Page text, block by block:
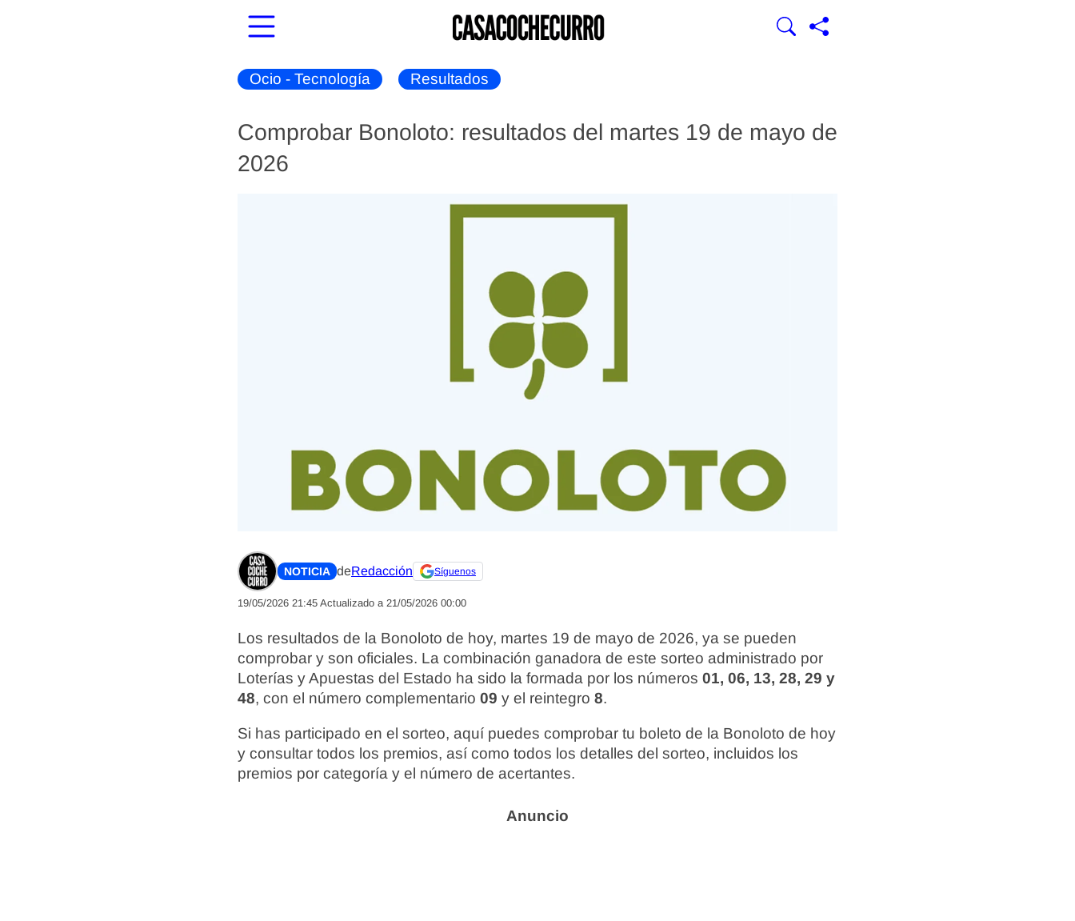
Ocio - Tecnología Resultados
Comprobar Bonoloto: resultados del martes 19 de mayo de
2026
NOTICIA deRedacción Síguenos
19/05/2026 21:45 Actualizado a 21/05/2026 00:00
Los resultados de la Bonoloto de hoy, martes 19 de mayo de 2026, ya se pueden
comprobar y son oficiales. La combinación ganadora de este sorteo administrado por
Loterías y Apuestas del Estado ha sido la formada por los números 01, 06, 13, 28, 29 y
48, con el número complementario 09 y el reintegro 8.
Si has participado en el sorteo, aquí puedes comprobar tu boleto de la Bonoloto de hoy
y consultar todos los premios, así como todos los detalles del sorteo, incluidos los
premios por categoría y el número de acertantes.